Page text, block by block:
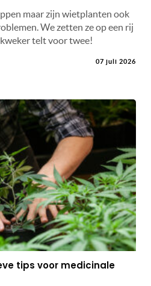
maar zijn wietplanten ook
We zetten ze op een rij
telt voor twee!
07 juli 2026
tips voor medicinale